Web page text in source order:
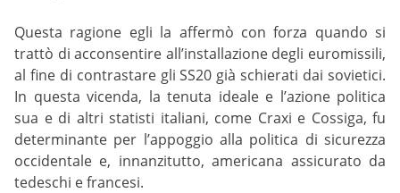
Questa ragione egli la affermò con forza quando si
trattò di acconsentire all’installazione degli euromissili,
al fine di contrastare gli SS20 già schierati dai sovietici.
In questa vicenda, la tenuta ideale e l’azione politica
sua e di altri statisti italiani, come Craxi e Cossiga, fu
determinante per l’appoggio alla politica di sicurezza
occidentale e, innanzitutto, americana assicurato da
tedeschi e francesi.